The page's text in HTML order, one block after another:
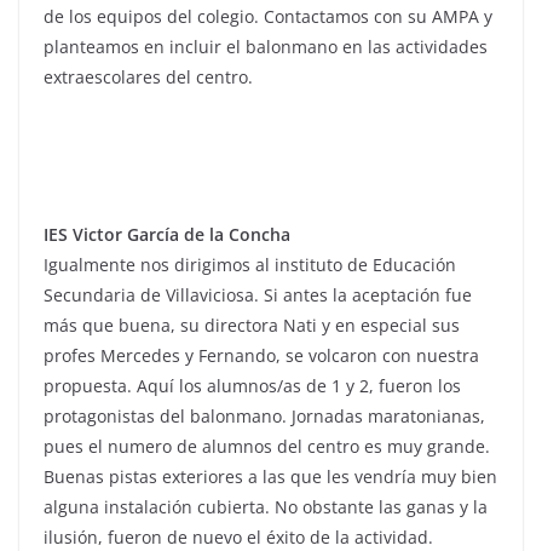
de los equipos del colegio. Contactamos con su AMPA y
planteamos en incluir el balonmano en las actividades
extraescolares del centro.
IES Victor García de la Concha
Igualmente nos dirigimos al instituto de Educación
Secundaria de Villaviciosa. Si antes la aceptación fue
más que buena, su directora Nati y en especial sus
profes Mercedes y Fernando, se volcaron con nuestra
propuesta. Aquí los alumnos/as de 1 y 2, fueron los
protagonistas del balonmano. Jornadas maratonianas,
pues el numero de alumnos del centro es muy grande.
Buenas pistas exteriores a las que les vendría muy bien
alguna instalación cubierta. No obstante las ganas y la
ilusión, fueron de nuevo el éxito de la actividad.